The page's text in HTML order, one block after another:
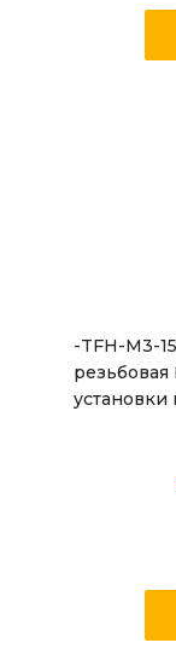
-TFH-M3-
резьбовая
установки